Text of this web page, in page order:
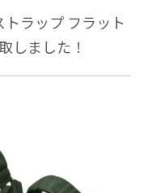
ラップ フラット
しました！